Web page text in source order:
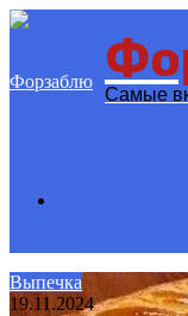
Самые
for
Выпечка
19.11.2024